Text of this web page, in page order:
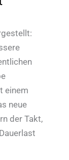
einem
neue
der Takt,